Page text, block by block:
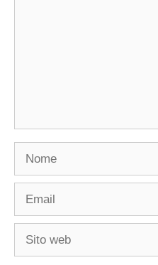
Nome
Email
Sito